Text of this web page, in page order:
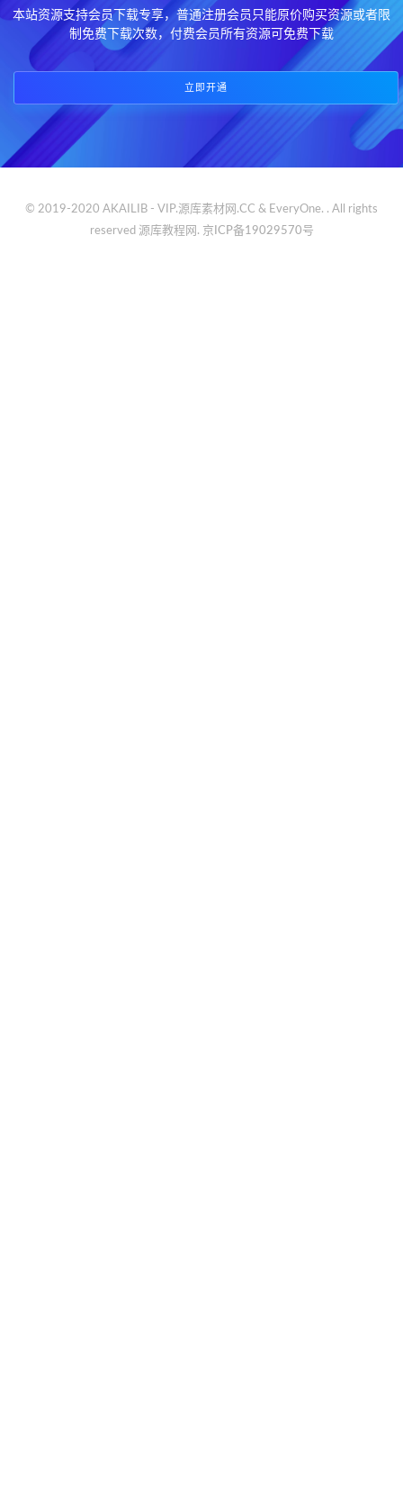
本站资源支持会员下载专享，普通注册会员只能原价购买资源或者限
制免费下载次数，付费会员所有资源可免费下载
立即开通
© 2019-2020 AKAILIB - VIP.源库素材网.CC & EveryOne. . All rights
reserved 源库教程网. 京ICP备19029570号